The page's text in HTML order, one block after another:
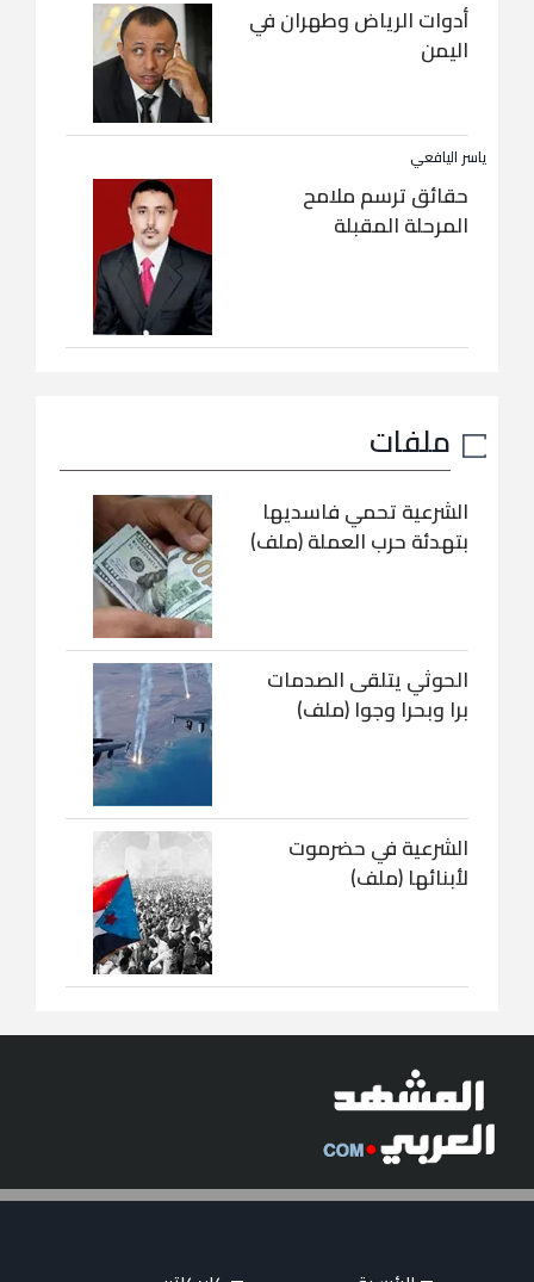
أدوات الرياض وطهران في
اليمن
ياسر اليافعي
حقائق ترسم ملامح
المرحلة المقبلة
ملفات
الشرعية تحمي فاسديها
بتهدئة حرب العملة (ملف)
الحوثي يتلقى الصدمات
برا وبحرا وجوا (ملف)
الشرعية في حضرموت
لأبنائها (ملف)